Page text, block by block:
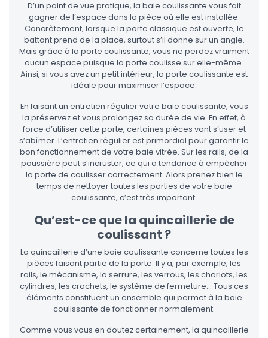
D’un point de vue pratique, la baie coulissante vous fait
gagner de l’espace dans la pièce où elle est installée.
Concrètement, lorsque la porte classique est ouverte, le
battant prend de la place, surtout s’il donne sur un angle.
Mais grâce à la porte coulissante, vous ne perdez vraiment
aucun espace puisque la porte coulisse sur elle-même.
Ainsi, si vous avez un petit intérieur, la porte coulissante est
idéale pour maximiser l’espace.
En faisant un entretien régulier votre baie coulissante, vous
la préservez et vous prolongez sa durée de vie. En effet, à
force d’utiliser cette porte, certaines pièces vont s’user et
s’abîmer. L’entretien régulier est primordial pour garantir le
bon fonctionnement de votre baie vitrée. Sur les rails, de la
poussière peut s’incruster, ce qui a tendance à empêcher
la porte de coulisser correctement. Alors prenez bien le
temps de nettoyer toutes les parties de votre baie
coulissante, c’est très important.
Qu’est-ce que la quincaillerie de
coulissant ?
La quincaillerie d’une baie coulissante concerne toutes les
pièces faisant partie de la porte. Il y a, par exemple, les
rails, le mécanisme, la serrure, les verrous, les chariots, les
cylindres, les crochets, le système de fermeture… Tous ces
éléments constituent un ensemble qui permet à la baie
coulissante de fonctionner normalement.
Comme vous vous en doutez certainement, la quincaillerie